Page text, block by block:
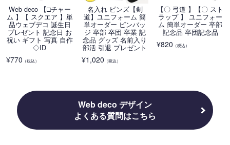
Web deco 【□チャー
ム 】【 スクエア 】単
品ウェブデコ 誕生日
プレゼント 記念日 お
祝い ギフト 写真 自作
◇ID
¥770 （税込）
名入れ ピンズ【剣
道】ユニフォーム 簡
単オーダー ピンバッ
ジ 卒部 卒団 卒業 記
念品 グッズ 名前入り
部活 引退 プレゼント
¥1,020 （税込）
【〇 弓道 】【〇 スト
ラップ 】 ユニフォー
ム 簡単オーダー 卒部
記念品 卒団記念品
¥820 （税込）
Web deco デザイン
よくある質問はこちら